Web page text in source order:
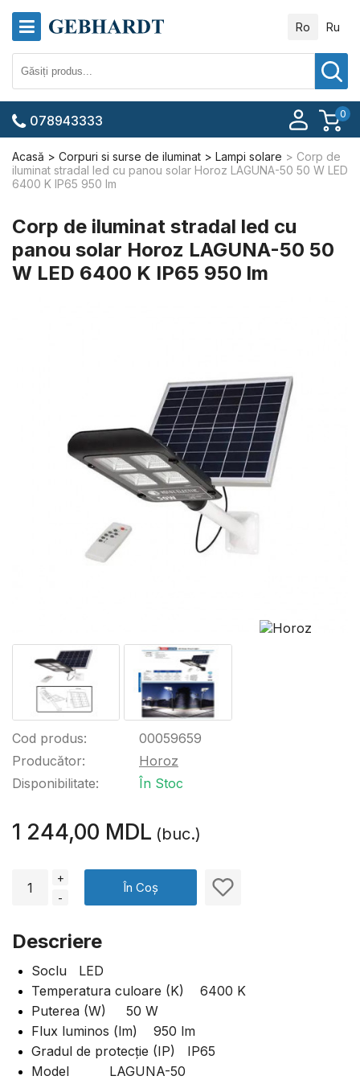
Ro Ru
0
078943333
Acasă Corpuri si surse de iluminat Lampi solare
Corp de
iluminat stradal led cu panou solar Horoz LAGUNA-50 50 W LED
6400 K IP65 950 lm
Corp de iluminat stradal led cu
panou solar Horoz LAGUNA-50 50
W LED 6400 K IP65 950 lm
Cod produs:
Producător:
Disponibilitate:
00059659
Horoz
În Stoc
1 244,00 MDL (buc.)
+
-
În Coș
Descriere
Soclu LED
Temperatura culoare (K) 6400 K
Puterea (W) 50 W
Flux luminos (lm) 950 lm
Gradul de protecţie (IP) IP65
Model LAGUNA-50